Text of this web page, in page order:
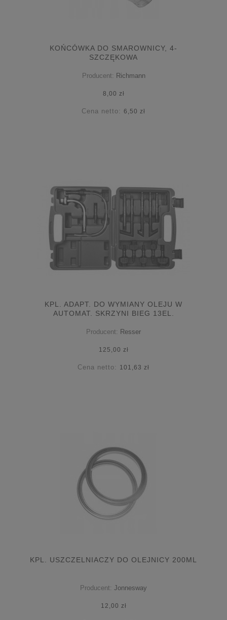
KOŃCÓWKA DO SMAROWNICY, 4-
SZCZĘKOWA
Producent: Richmann
8,00 zł
Cena netto: 6,50 zł
KPL. ADAPT. DO WYMIANY OLEJU W
AUTOMAT. SKRZYNI BIEG 13EL.
Producent: Resser
125,00 zł
Cena netto: 101,63 zł
KPL. USZCZELNIACZY DO OLEJNICY 200ML
Producent: Jonnesway
12,00 zł